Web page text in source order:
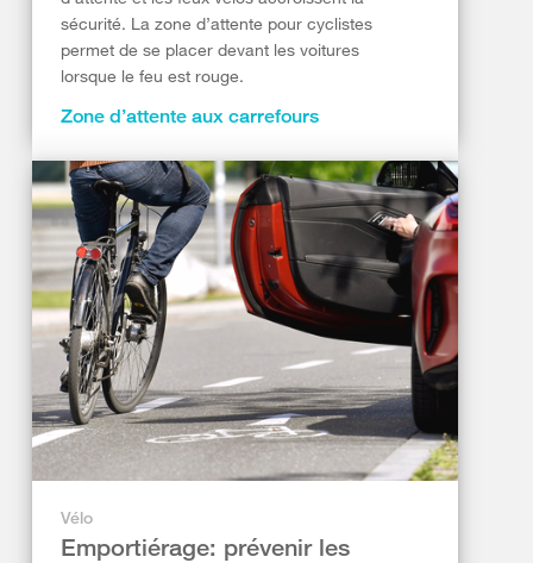
sécurité. La zone d’attente pour cyclistes
permet de se placer devant les voitures
lorsque le feu est rouge.
Zone d’attente aux carrefours
Vélo
Emportiérage: prévenir les